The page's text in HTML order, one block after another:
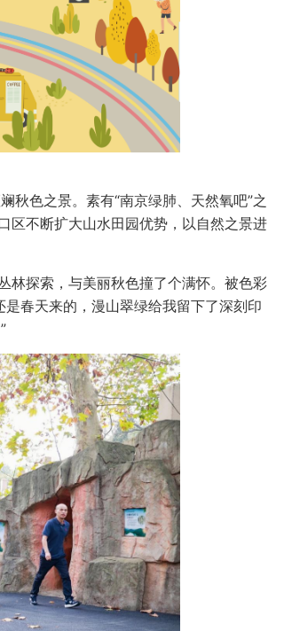
秋色之景。素有“南京绿肺、天然氧吧”之
区不断扩大山水田园优势，以自然之景进
林探索，与美丽秋色撞了个满怀。被色彩
春天来的，漫山翠绿给我留下了深刻印